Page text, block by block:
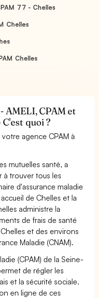
77 - Chelles
Chelles
Chelles
AMELI, CPAM et
quoi ?
agence CPAM à
mutuelles santé, a
à trouver tous les
d'assurance maladie
de Chelles et la
administre la
de frais de santé
et des environs
Maladie (CNAM).
(CPAM) de la Seine-
de régler les
et la sécurité sociale.
en ligne de ces